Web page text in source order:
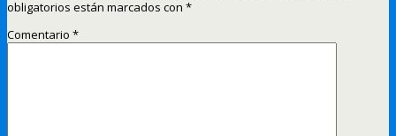
obligatorios están marcados con *
Comentario *